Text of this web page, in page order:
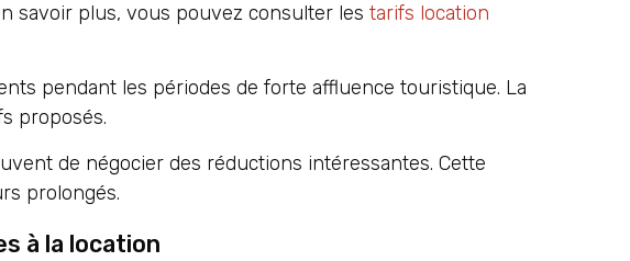
savoir plus, vous pouvez consulter les tarifs location
pendant les périodes de forte affluence touristique. La
proposés.
de négocier des réductions intéressantes. Cette
prolongés.
à la location